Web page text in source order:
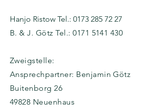
Hanjo Ristow Tel.: 0173 285 72 27
B. & J. Götz Tel.:0171 5141 430
Zweigstelle:
Ansprechpartner: Benjamin Götz
Buitenborg 26
49828 Neuenhaus